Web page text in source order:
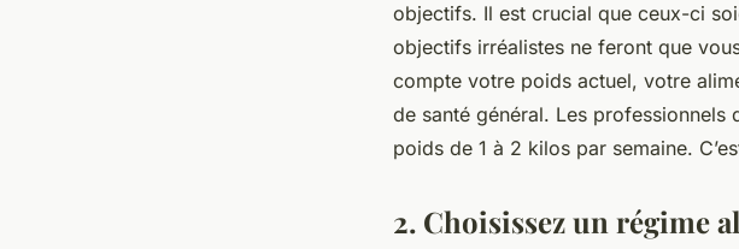
objectifs. Il est crucial que ceux-ci
objectifs irréalistes ne feront que
compte votre poids actuel, votre
de santé général. Les professionnels
poids de 1 à 2 kilos par semaine.
2. Choisissez un régime